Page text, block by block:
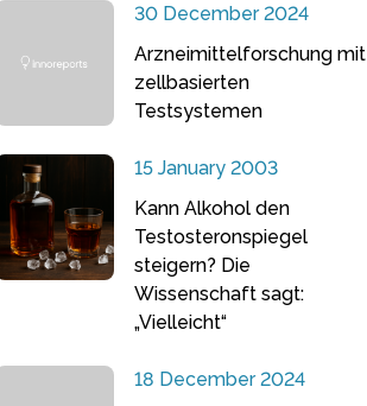
30 December 2024
Arzneimittelforschung mit
zellbasierten
Testsystemen
15 January 2003
Kann Alkohol den
Testosteronspiegel
steigern? Die
Wissenschaft sagt:
„Vielleicht“
18 December 2024